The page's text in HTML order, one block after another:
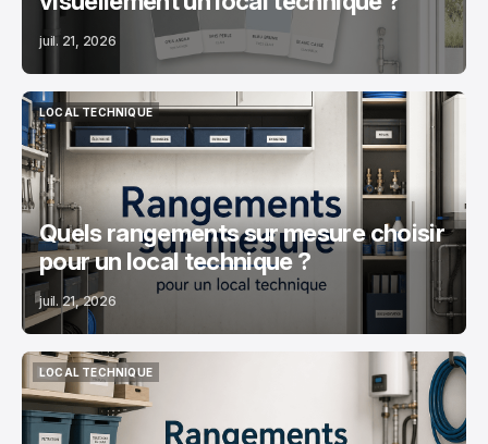
juil. 21, 2026
LOCAL TECHNIQUE
LOCAL TECHNIQUE
Quels rangements sur mesure choisir
pour un local technique ?
juil. 21, 2026
LOCAL TECHNIQUE
LOCAL TECHNIQUE